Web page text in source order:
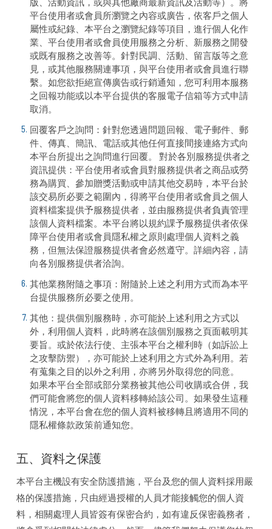
平台使用者或會員所瀏覽之內容或廣告，依客戶之個人
屬性或紀錄、本平台之瀏覽紀錄等項目，進行個人化作
業、平台使用者或會員使用服務之分析、新服務之開發
或既有服務之改善等。針對民調、活動、留言版等之意
見，或其他服務關連事項，與平台使用者或會員進行聯
繫。如您欲拒絕宣傳廣告或行銷通知，您可利用本服務
之回報功能或以本平台提供的客服電子信箱等方式申請
取消。
回覆客戶之詢問：針對您透過問題回報、電子郵件、郵
件、傳真、簡訊、電話或其他任何直接間接連絡方式向
本平台所提出之詢問進行回覆。 對於各別服務提供者之
資訊提供：平台使用者或會員對服務提供者之商品或勞
務為購買、參加贈獎活動或申請其他交易時，本平台於
該交易所必要之範圍內，得將平台使用者或會員之個人
資料檔案提供予服務提供者，並由服務提供者負責管理
該個人資料檔案。本平台將以規約課予服務提供者依保
障平台使用者或會員隱私權之原則處理個人資料之義
務，但無法保證服務提供者會必然遵守。詳細內容，請
向各別服務提供者洽詢。
其他業務附隨之事項：附隨於上述之利用方式而為本平
台提供服務所必要之使用。
其他：提供個別服務時，亦可能於上述利用之方式以
外，利用個人資料，此時將在該個別服務之頁面載明其
要旨。或於依法行使、主張本平台之權利時（如訴訟上
之攻擊防禦），亦可能於上述利用之方式外為利用。若
有蒐集之目的以外之利用，亦將另外取得您的同意。
如果本平台全部或部分業務被其他公司收購或合併，我
們可能會將您的個人資料移轉給該公司。如果發生這種
情況，本平台會在您的個人資料被移轉且將適用不同的
隱私權條款政策前通知您。
五、資料之保護
本平台主機設有安全防護措施，平台及您的個人資料採用嚴
格的保護措施，只由經過授權的人員才能接觸您的個人資
料，相關處理人員皆簽有保密合約，如有違反保密義務者，